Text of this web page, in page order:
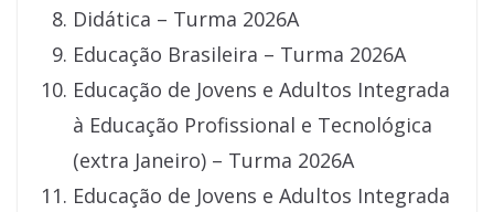
Didática – Turma 2026A
Educação Brasileira – Turma 2026A
Educação de Jovens e Adultos Integrada
à Educação Profissional e Tecnológica
(extra Janeiro) – Turma 2026A
Educação de Jovens e Adultos Integrada